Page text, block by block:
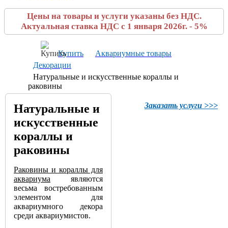
Цены на товары и услуги указаны без НДС.
Актуальная ставка НДС с 1 января 2026г. - 5%
Купить
Аквариумные товары
Декорации
Натуральные и искусственные кораллы и
раковины
Заказать услуги >>>
Натуральные и
искусственные
кораллы и
раковины
Раковины и кораллы для
аквариума являются
весьма востребованным
элементом для
аквариумного декора
среди аквариумистов.